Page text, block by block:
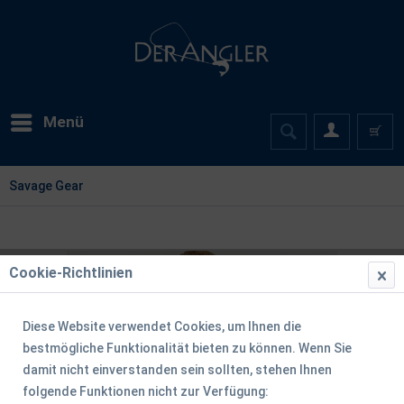
Menü
Savage Gear
Cookie-Richtlinien
Diese Website verwendet Cookies, um Ihnen die
bestmögliche Funktionalität bieten zu können. Wenn Sie
damit nicht einverstanden sein sollten, stehen Ihnen
folgende Funktionen nicht zur Verfügung: